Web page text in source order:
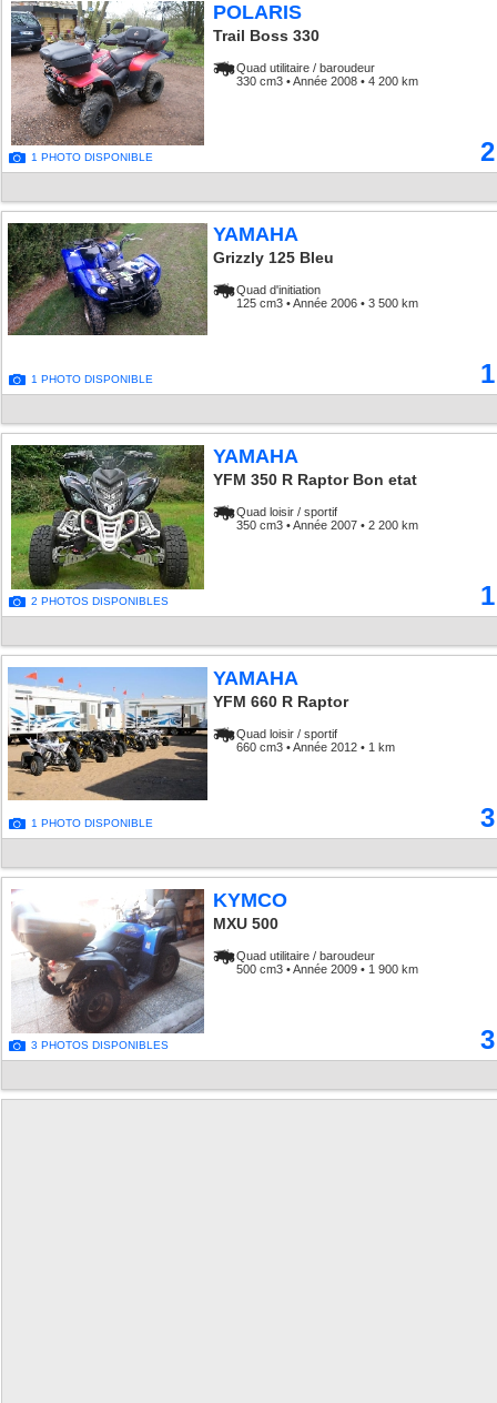
1 PHOTO DISPONIBLE
POLARIS
Trail Boss 330
Quad utilitaire / baroudeur
330 cm3 • Année 2008 • 4 200 km
1 PHOTO DISPONIBLE
YAMAHA
Grizzly 125 Bleu
Quad d'initiation
125 cm3 • Année 2006 • 3 500 km
2 PHOTOS DISPONIBLES
YAMAHA
YFM 350 R Raptor Bon etat
Quad loisir / sportif
350 cm3 • Année 2007 • 2 200 km
1 PHOTO DISPONIBLE
YAMAHA
YFM 660 R Raptor
Quad loisir / sportif
660 cm3 • Année 2012 • 1 km
3 PHOTOS DISPONIBLES
KYMCO
MXU 500
Quad utilitaire / baroudeur
500 cm3 • Année 2009 • 1 900 km